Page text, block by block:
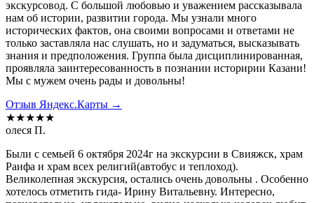
экскурсовод. С большой любовью и уважением рассказывала
нам об истории, развитии города. Мы узнали много
исторических фактов, она своими вопросами и ответами не
только заставляла нас слушать, но и задуматься, высказывать
знания и предположения. Группа была дисциплинированная,
проявляла заинтересованность в познании историрии Казани!
Мы с мужем очень рады и довольны!
Отзыв Яндекс.Карты →
★★★★★
олеся П.
Были с семьей 6 октября 2024г на экскурсии в Свияжск, храм
Раифа и храм всех религий(автобус и теплоход).
Великолепная экскурсия, остались очень довольны . Особенно
хотелось отметить гида- Ирину Витальевну. Интересно,